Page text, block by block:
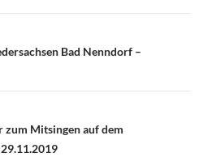
Bad Nenndorf –
Mitsingen auf dem